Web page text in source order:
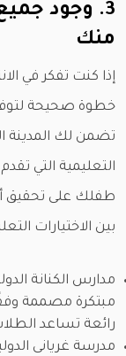
3. وجود
منك
إذا كنت تفكر في
خطوة صحيحة
تضمن لك
التعليمية التي
طفلك على تحقيق
بين الاختيارات
مدارس الكنانة
مبتكرة مصممة وفقًا
رائعة تساعد
مدرسة غريانى